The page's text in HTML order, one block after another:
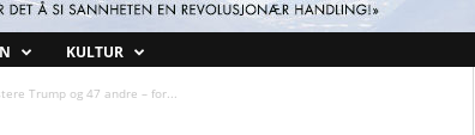
KULTUR
Trump og 47 andre – for...